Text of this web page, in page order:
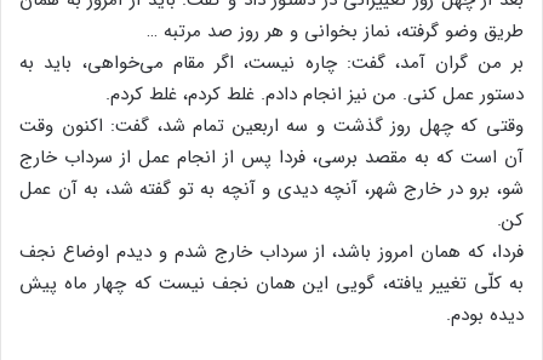
طریق وضو گرفته، نماز بخوانی و هر روز صد مرتبه …
بر من گران آمد، گفت: چاره نیست، اگر مقام می‌خواهی، باید به
دستور عمل کنی. من نیز انجام دادم. غلط کردم، غلط کردم.
وقتی که چهل روز گذشت و سه اربعین تمام شد، گفت: اکنون وقت
آن است که به مقصد برسی، فردا پس از انجام عمل از سرداب خارج
شو، برو در خارج شهر، آنچه دیدی و آنچه به تو گفته شد، به آن عمل
کن.
فردا، که همان امروز باشد، از سرداب خارج شدم و دیدم اوضاع نجف
به کلّی تغییر یافته، گویی این همان نجف نیست که چهار ماه پیش
دیده بودم.